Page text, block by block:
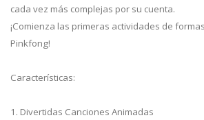
cada vez más complejas por su cuenta.
¡Comienza las primeras actividades de
Pinkfong!
Características:
1. Divertidas Canciones Animadas